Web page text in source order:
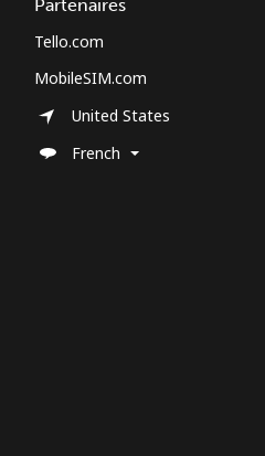
Partenaires
Tello.com
MobileSIM.com
United States
French